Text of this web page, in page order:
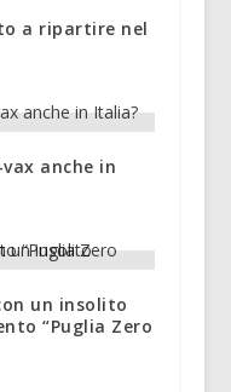
a ripartire nel
anche in
un insolito
“Puglia Zero